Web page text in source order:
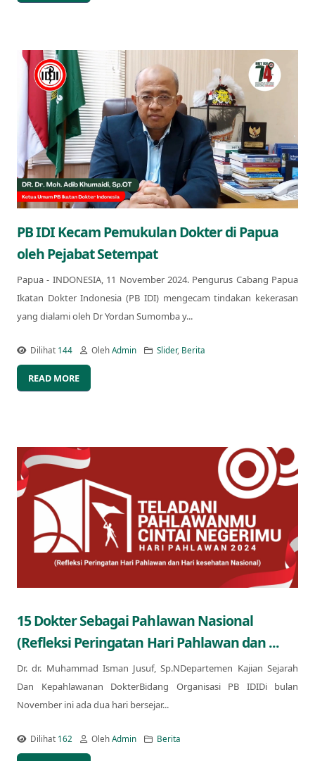
PB IDI Kecam Pemukulan Dokter di Papua
oleh Pejabat Setempat
Papua - INDONESIA, 11 November 2024. Pengurus Cabang Papua
Ikatan Dokter Indonesia (PB IDI) mengecam tindakan kekerasan
yang dialami oleh Dr Yordan Sumomba y...
Dilihat 144 OlehAdmin Slider, Berita
READ MORE
15 Dokter Sebagai Pahlawan Nasional
(Refleksi Peringatan Hari Pahlawan dan ...
Dr. dr. Muhammad Isman Jusuf, Sp.NDepartemen Kajian Sejarah
Dan Kepahlawanan DokterBidang Organisasi PB IDIDi bulan
November ini ada dua hari bersejar...
Dilihat 162 OlehAdmin Berita